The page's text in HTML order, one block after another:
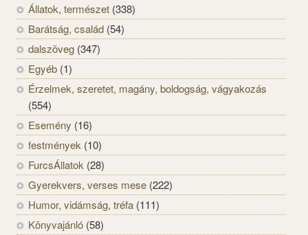
Állatok, természet (338)
Barátság, család (54)
dalszöveg (347)
Egyéb (1)
Érzelmek, szeretet, magány, boldogság, vágyakozás
(554)
Esemény (16)
festmények (10)
FurcsÁllatok (28)
Gyerekvers, verses mese (222)
Humor, vidámság, tréfa (111)
Könyvajánló (58)